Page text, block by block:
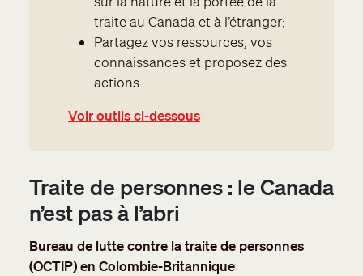
traite au Canada et à l’étranger;
Partagez vos ressources, vos
connaissances et proposez des
actions.
Voir outils ci-dessous
Traite de personnes : le Canada
n’est pas à l’abri
Bureau de lutte contre la traite de personnes
(OCTIP) en Colombie-Britannique